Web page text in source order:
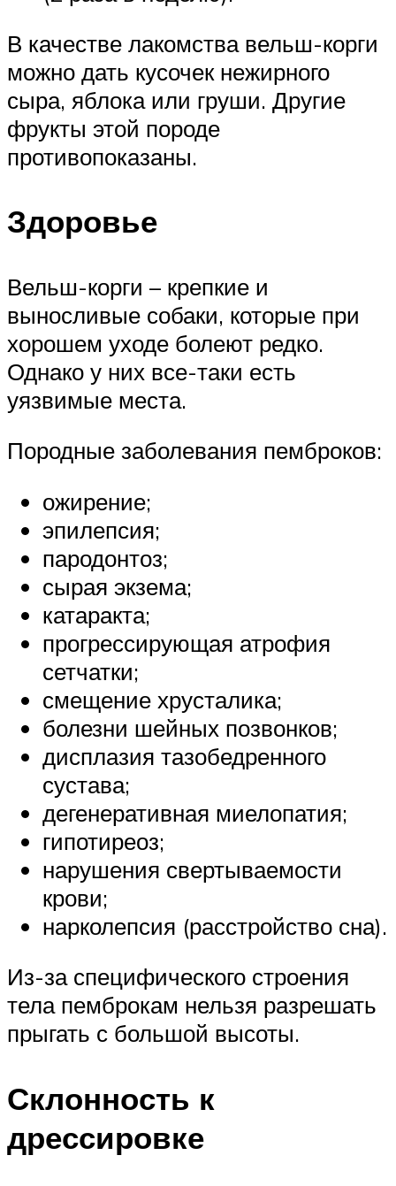
В качестве лакомства вельш-корги
можно дать кусочек нежирного
сыра, яблока или груши. Другие
фрукты этой породе
противопоказаны.
Здоровье
Вельш-корги – крепкие и
выносливые собаки, которые при
хорошем уходе болеют редко.
Однако у них все-таки есть
уязвимые места.
Породные заболевания пемброков:
ожирение;
эпилепсия;
пародонтоз;
сырая экзема;
катаракта;
прогрессирующая атрофия
сетчатки;
смещение хрусталика;
болезни шейных позвонков;
дисплазия тазобедренного
сустава;
дегенеративная миелопатия;
гипотиреоз;
нарушения свертываемости
крови;
нарколепсия (расстройство сна).
Из-за специфического строения
тела пемброкам нельзя разрешать
прыгать с большой высоты.
Склонность к
дрессировке